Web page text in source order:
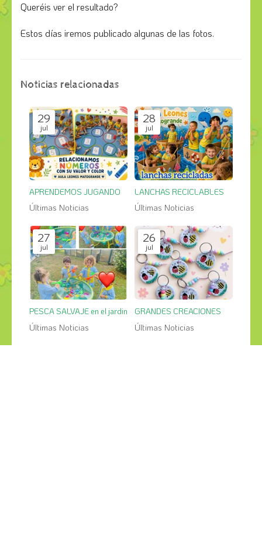
Queréis ver el resultado?
Estos días iremos publicado algunas de las fotos.
Noticias relacionadas
29
jul
APRENDEMOS JUGANDO
Últimas Noticias
28
jul
LANCHAS RECICLABLES
Últimas Noticias
27
jul
PESCA SALVAJE en el jardin
Últimas Noticias
26
jul
GRANDES CREACIONES
Últimas Noticias